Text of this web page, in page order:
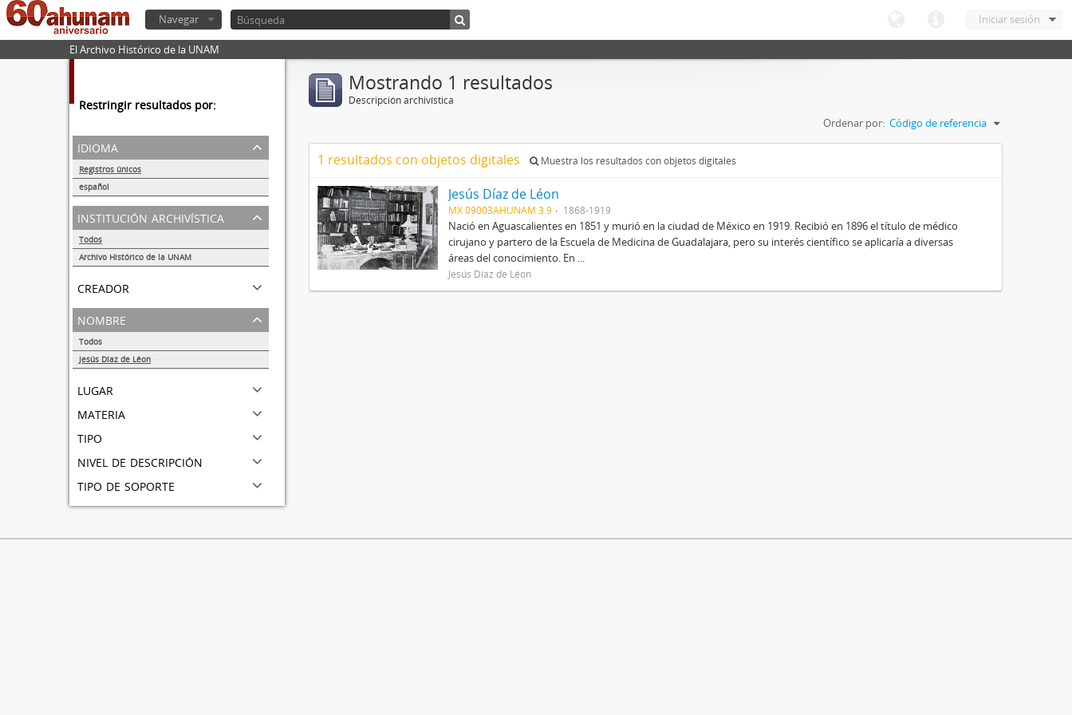
Iniciar sesión
Navegar
El Archivo Histórico de la UNAM
Restringir resultados por:
idioma
Registros únicos
español
1
institución archivística
Todos
Archivo Histórico de la UNAM
creador
nombre
Todos
Jesús Díaz de Léon
lugar
materia
tipo
nivel de descripción
tipo de soporte
Mostrando 1 resultados
Descripción archivística
Ordenar por: Código de referencia
1 resultados con objetos digitales Muestra los resultados con objetos digitales
Jesús Díaz de Léon
MX 09003AHUNAM 3.9 1868-1919
Nació en Aguascalientes en 1851 y murió en la ciudad de México en 1919. Recibió en 1896 el título de médico
cirujano y partero de la Escuela de Medicina de Guadalajara, pero su interés científico se aplicaría a diversas
áreas del conocimiento. En ...
Jesús Díaz de Léon